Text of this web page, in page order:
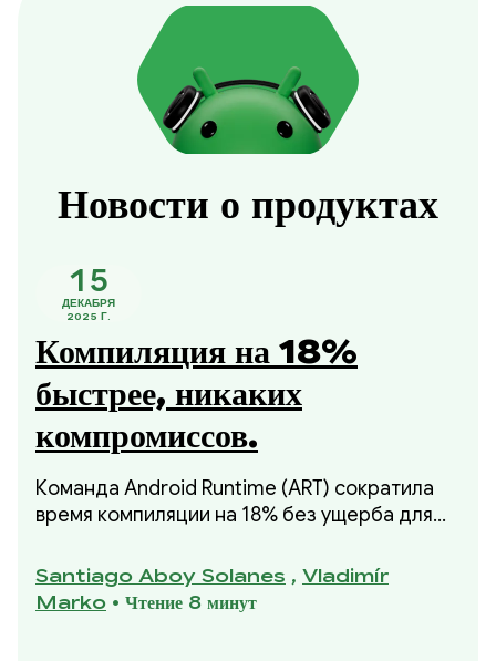
Новости о продуктах
15
ДЕКАБРЯ
2025 Г.
Компиляция на 18%
быстрее, никаких
компромиссов.
Команда Android Runtime (ART) сократила
время компиляции на 18% без ущерба для
снижения пиковых нагрузок на память. Это
улучшение стало частью нашей инициативы
Santiago Aboy Solanes , Vladimír
Marko • Чтение 8 минут